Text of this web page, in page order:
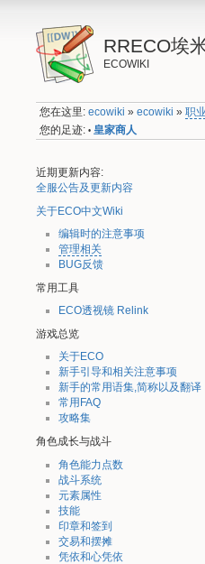
RRECO埃
ECOWIKI
您在这里:ecowiki »ecowiki »职
您的足迹: • 皇家商人
近期更新内容:
全服公告及更新内容
关于ECO中文Wiki
编辑时的注意事项
管理相关
BUG反馈
常用工具
ECO透视镜 Relink
游戏总览
关于ECO
新手引导和相关注意事项
新手的常用语集,简称以及翻译
常用FAQ
攻略集
角色成长与战斗
角色能力点数
战斗系统
元素属性
技能
印章和签到
交易和摆摊
凭依和心凭依